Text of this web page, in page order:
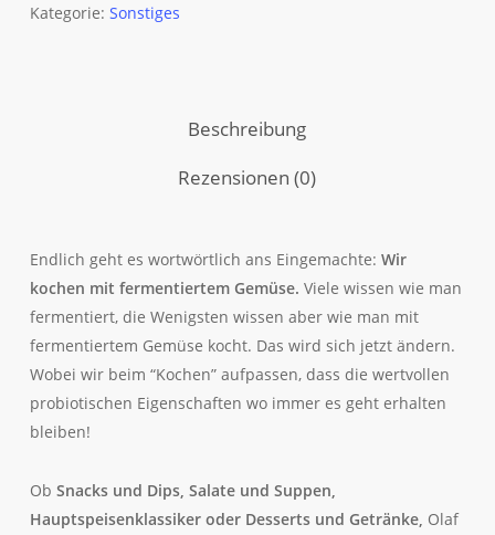
Kategorie: Sonstiges
Beschreibung
Rezensionen (0)
Endlich geht es wortwörtlich ans Eingemachte: Wir
kochen mit fermentiertem Gemüse. Viele wissen wie man
fermentiert, die Wenigsten wissen aber wie man mit
fermentiertem Gemüse kocht. Das wird sich jetzt ändern.
Wobei wir beim “Kochen” aufpassen, dass die wertvollen
probiotischen Eigenschaften wo immer es geht erhalten
bleiben!
Ob Snacks und Dips, Salate und Suppen,
Hauptspeisenklassiker oder Desserts und Getränke, Olaf